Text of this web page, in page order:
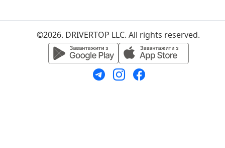
©2026. DRIVERTOP LLC. All rights reserved.